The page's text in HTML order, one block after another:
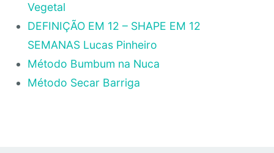
Vegetal
DEFINIÇÃO EM 12 – SHAPE EM 12
SEMANAS Lucas Pinheiro
Método Bumbum na Nuca
Método Secar Barriga